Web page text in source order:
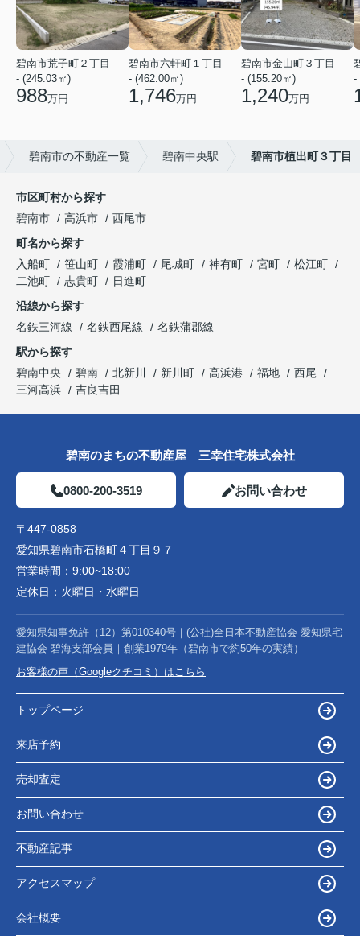
碧南市荒子町２丁目
- (245.03㎡)
988万円
碧南市六軒町１丁目
- (462.00㎡)
1,746万円
碧南市金山町３丁目
- (155.20㎡)
1,240万円
-
碧南市の不動産一覧 碧南中央駅 碧南市植出町３丁目
市区町村から探す
碧南市
高浜市
西尾市
町名から探す
入船町
笹山町 霞浦町 尾城町 神有町 宮町
松江町
二池町
志貴町
日進町
沿線から探す
名鉄三河線
名鉄西尾線
名鉄蒲郡線
駅から探す
碧南中央
碧南 北新川 新川町 高浜港 福地
西尾
三河高浜
吉良吉田
碧南のまちの不動産屋 三幸住宅株式会社
0800-200-3519 お問い合わせ
〒447-0858
愛知県碧南市石橋町４丁目９７
営業時間： 9:00~18:00
定休日： 火曜日・水曜日
愛知県知事免許（12）第010340号｜(公社)全日本不動産協会 愛知県宅
建協会 碧海支部会員｜創業1979年（碧南市で約50年の実績）
お客様の声（Googleクチコミ）はこちら
トップページ
来店予約
売却査定
お問い合わせ
不動産記事
アクセスマップ
会社概要